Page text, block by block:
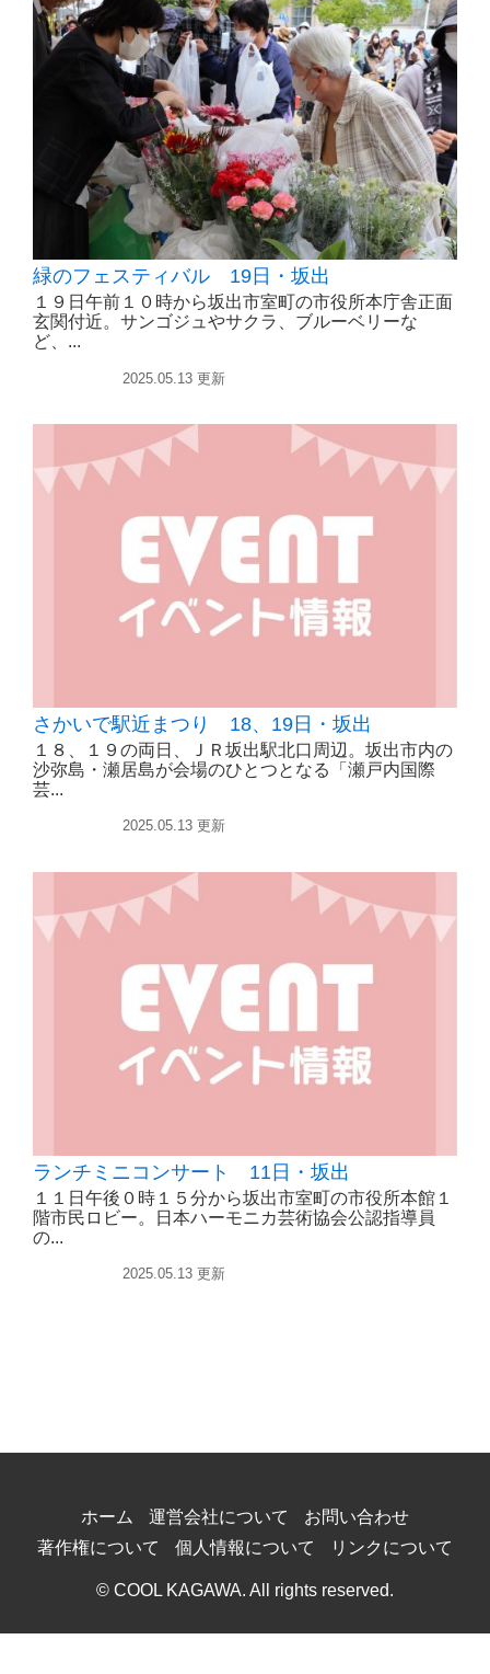
緑のフェスティバル 19日・坂出
１９日午前１０時から坂出市室町の市役所本庁舎正面
玄関付近。サンゴジュやサクラ、ブルーベリーな
ど、...
2025.05.13 更新
さかいで駅近まつり 18、19日・坂出
１８、１９の両日、ＪＲ坂出駅北口周辺。坂出市内の
沙弥島・瀬居島が会場のひとつとなる「瀬戸内国際
芸...
2025.05.13 更新
ランチミニコンサート 11日・坂出
１１日午後０時１５分から坂出市室町の市役所本館１
階市民ロビー。日本ハーモニカ芸術協会公認指導員
の...
2025.05.13 更新
ホーム 運営会社について
お問い合わせ
著作権について
個人情報について リンクについて
© COOL KAGAWA. All rights reserved.